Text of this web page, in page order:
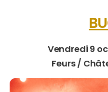
Vendredi 9
Feurs /